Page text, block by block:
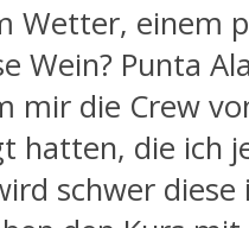
Wetter, einem
Wein? Punta
mir die Crew
hatten, die ich
schwer diese